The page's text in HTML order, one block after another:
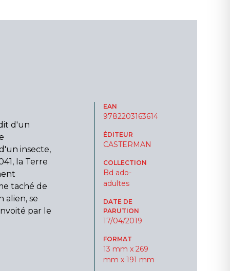
d'un
insecte,
la Terre
taché de
alien, se
par le
EAN
9782203163614
ÉDITEUR
CASTERMAN
COLLECTION
Bd ado-
adultes
DATE DE
PARUTION
17/04/2019
FORMAT
13 mm x 269
mm x 191 mm